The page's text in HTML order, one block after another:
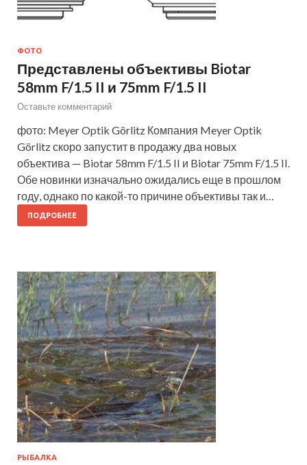
ФОТО
Представлены объективы Biotar
58mm F/1.5 II и 75mm F/1.5 II
Оставьте комментарий
фото: Meyer Optik Görlitz Компания Meyer Optik
Görlitz скоро запустит в продажу два новых
объектива — Biotar 58mm F/1.5 II и Biotar 75mm F/1.5 II.
Обе новинки изначально ожидались еще в прошлом
году, однако по какой-то причине объективы так и…
ПОДРОБНЕЕ
РЫБАЛКА